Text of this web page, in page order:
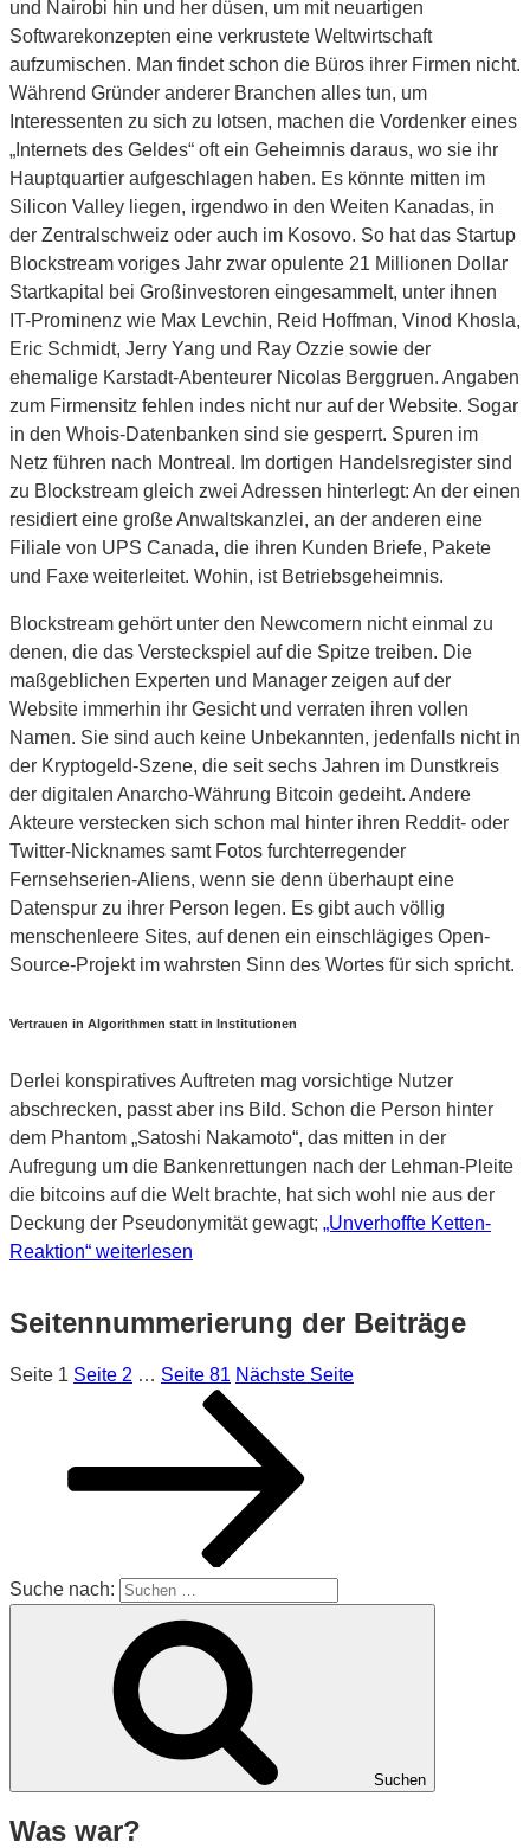
und Nairobi hin und her düsen, um mit neuartigen
Softwarekonzepten eine verkrustete Weltwirtschaft
aufzumischen. Man findet schon die Büros ihrer Firmen nicht.
Während Gründer anderer Branchen alles tun, um
Interessenten zu sich zu lotsen, machen die Vordenker eines
„Internets des Geldes“ oft ein Geheimnis daraus, wo sie ihr
Hauptquartier aufgeschlagen haben. Es könnte mitten im
Silicon Valley liegen, irgendwo in den Weiten Kanadas, in
der Zentralschweiz oder auch im Kosovo. So hat das Startup
Blockstream voriges Jahr zwar opulente 21 Millionen Dollar
Startkapital bei Großinvestoren eingesammelt, unter ihnen
IT-Prominenz wie Max Levchin, Reid Hoffman, Vinod Khosla,
Eric Schmidt, Jerry Yang und Ray Ozzie sowie der
ehemalige Karstadt-Abenteurer Nicolas Berggruen. Angaben
zum Firmensitz fehlen indes nicht nur auf der Website. Sogar
in den Whois-Datenbanken sind sie gesperrt. Spuren im
Netz führen nach Montreal. Im dortigen Handelsregister sind
zu Blockstream gleich zwei Adressen hinterlegt: An der einen
residiert eine große Anwaltskanzlei, an der anderen eine
Filiale von UPS Canada, die ihren Kunden Briefe, Pakete
und Faxe weiterleitet. Wohin, ist Betriebsgeheimnis.
Blockstream gehört unter den Newcomern nicht einmal zu
denen, die das Versteckspiel auf die Spitze treiben. Die
maßgeblichen Experten und Manager zeigen auf der
Website immerhin ihr Gesicht und verraten ihren vollen
Namen. Sie sind auch keine Unbekannten, jedenfalls nicht in
der Kryptogeld-Szene, die seit sechs Jahren im Dunstkreis
der digitalen Anarcho-Währung Bitcoin gedeiht. Andere
Akteure verstecken sich schon mal hinter ihren Reddit- oder
Twitter-Nicknames samt Fotos furchterregender
Fernsehserien-Aliens, wenn sie denn überhaupt eine
Datenspur zu ihrer Person legen. Es gibt auch völlig
menschenleere Sites, auf denen ein einschlägiges Open-
Source-Projekt im wahrsten Sinn des Wortes für sich spricht.
Vertrauen in Algorithmen statt in Institutionen
Derlei konspiratives Auftreten mag vorsichtige Nutzer
abschrecken, passt aber ins Bild. Schon die Person hinter
dem Phantom „Satoshi Nakamoto“, das mitten in der
Aufregung um die Bankenrettungen nach der Lehman-Pleite
die bitcoins auf die Welt brachte, hat sich wohl nie aus der
Deckung der Pseudonymität gewagt; „Unverhoffte Ketten-
Reaktion“ weiterlesen
Seitennummerierung der Beiträge
Seite 1 Seite 2 … Seite 81 Nächste Seite
Suche nach:
Suchen
Was war?